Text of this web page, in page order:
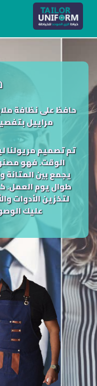
حافظ على نظافة
مراييل
تم تصميم مريولنا
الوقت. فهو
يجمع بين المتانة
طوال يوم العمل.
لتخزين الأدوات
عليك